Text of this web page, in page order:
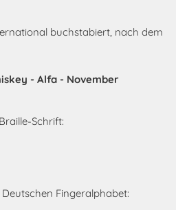
buchstabiert, nach dem
- Alfa - November
Schrift:
Fingeralphabet: